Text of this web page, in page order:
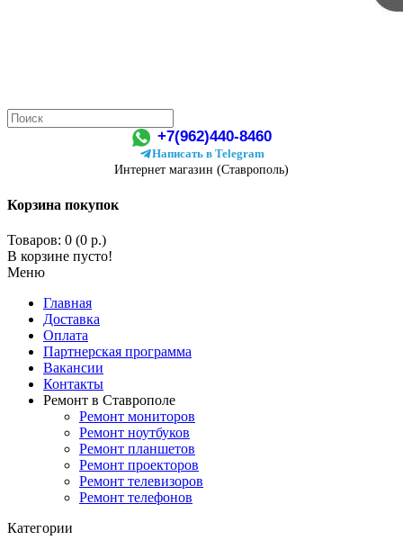
+7(962)440-8460
Написать в Telegram
Интернет магазин (Ставрополь)
Корзина покупок
Товаров: 0 (0 р.)
В корзине пусто!
Меню
Главная
Доставка
Оплата
Партнерская программа
Вакансии
Контакты
Ремонт в Ставрополе
Ремонт мониторов
Ремонт ноутбуков
Ремонт планшетов
Ремонт проекторов
Ремонт телевизоров
Ремонт телефонов
Категории